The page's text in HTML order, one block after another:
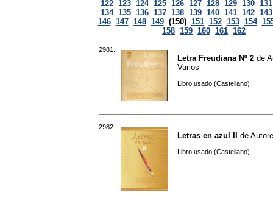
122 123 124 125 126 127 128 129 130 131
134 135 136 137 138 139 140 141 142 143
146 147 148 149 (150) 151 152 153 154
158 159 160 161 162
2981.
Letra Freudiana Nº 2 de
Varios
Libro usado (Castellano)
2982.
Letras en azul II de
Libro usado (Castellano)